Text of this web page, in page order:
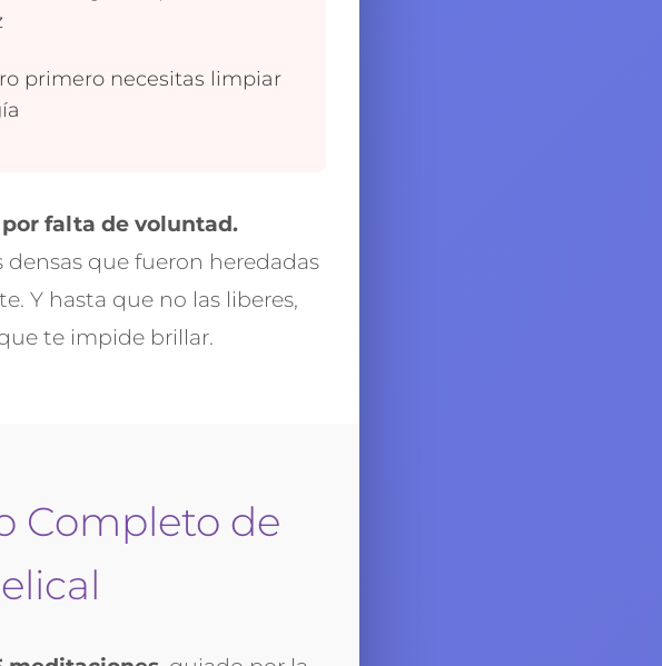
primero necesitas limpiar
falta de voluntad.
densas que fueron heredadas
Y hasta que no las liberes,
te impide brillar.
Completo de